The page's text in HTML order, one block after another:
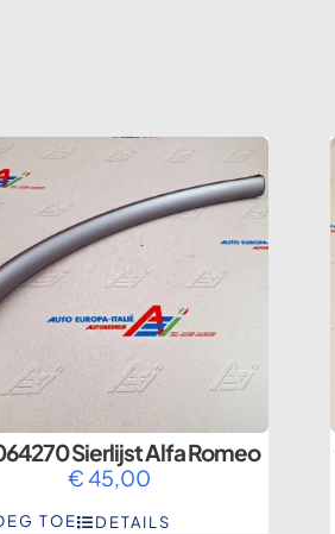
Sierlijst Alfa Romeo
€45,00
TOE DETAILS